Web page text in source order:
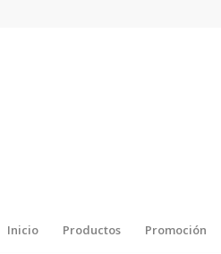
Inicio Productos Promoción